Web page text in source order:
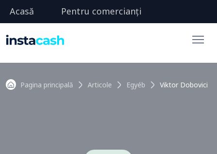
Acasă Pentru comercianți
Pagina principală Articole Egyéb Viktor Dobovici